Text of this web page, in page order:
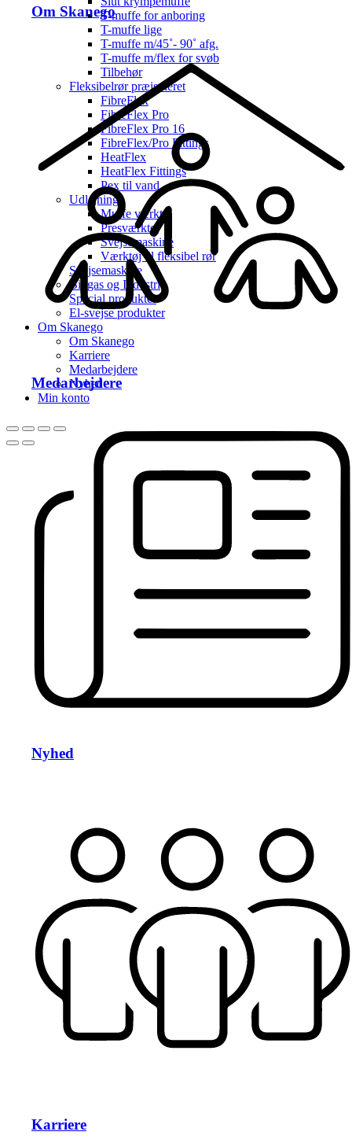
Om Skanego
Medarbejdere
Nyhed
Karriere
T-muffe for anboring
T-muffe lige
T-muffe m/45˚- 90˚ afg.
T-muffe m/flex for svøb
Tilbehør
Fleksibelrør præisoleret
FibreFlex
FibreFlex Pro
FibreFlex Pro 16
FibreFlex/Pro Fittings
HeatFlex
HeatFlex Fittings
Pex til vand
Udlejning
Muffe værktøj
Presværktøj
Svejsemaskine
Værktøj til fleksibel rør
Svejsemaskine
Biogas og Industri
Special produkter
El-svejse produkter
Om Skanego
Om Skanego
Karriere
Medarbejdere
Nyhed
Min konto